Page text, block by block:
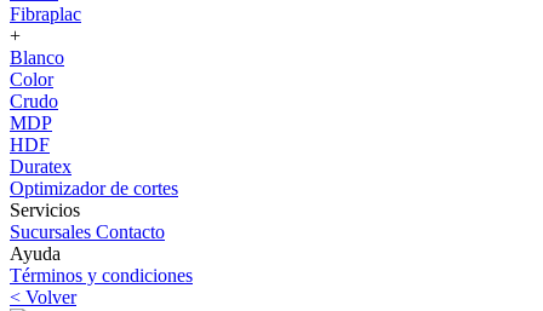
Fibraplac
+
Blanco
Color
Crudo
MDP
HDF
Duratex
Optimizador de cortes
Servicios
Sucursales Contacto
Ayuda
Términos y condiciones
< Volver